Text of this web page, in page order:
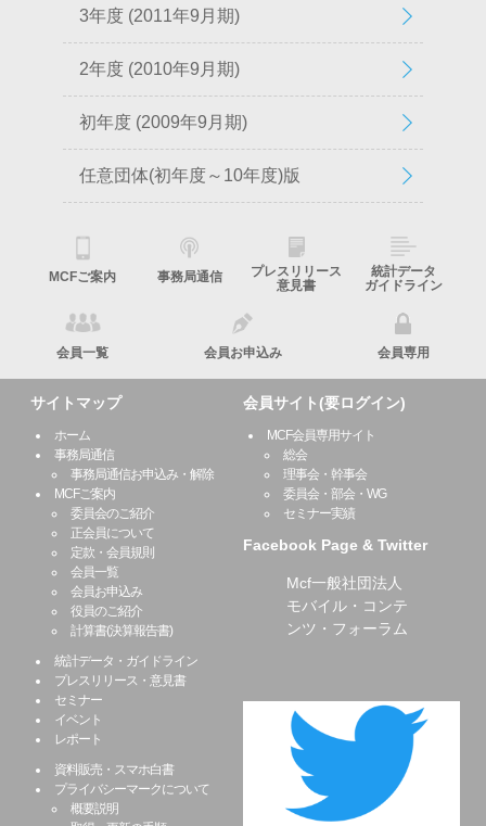
3年度 (2011年9月期)
2年度 (2010年9月期)
初年度 (2009年9月期)
任意団体(初年度～10年度)版
MCFご案内 事務局通信
プレスリリース
意見書
統計データ
ガイドライン
会員一覧 会員お申込み 会員専用
サイトマップ
ホーム
事務局通信
事務局通信お申込み・解除
MCFご案内
委員会のご紹介
正会員について
定款・会員規則
会員一覧
会員お申込み
役員のご紹介
計算書(決算報告書)
統計データ・ガイドライン
プレスリリース・意見書
セミナー
イベント
レポート
資料販売・スマホ白書
プライバシーマークについて
概要説明
会員サイト(要ログイン)
MCF会員専用サイト
総会
理事会・幹事会
委員会・部会・WG
セミナー実績
Facebook Page & Twitter
Mcf一般社団法人
モバイル・コンテ
ンツ・フォーラム